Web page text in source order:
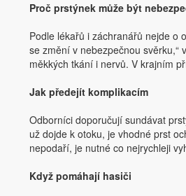
Proč prstýnek může být
Podle lékařů i záchranářů nejde o
se změní v nebezpečnou
měkkých tkání i nervů. V krajním
Jak předejít komplikacím
Odborníci doporučují sundávat
už dojde k otoku, je vhodné prst
nepodaří, je nutné co nejrychleji
Když pomáhají hasiči